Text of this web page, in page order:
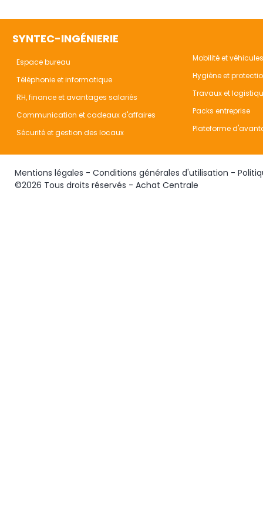
SYNTEC-INGÉNIERIE
Espace bureau
Téléphonie et informatique
RH, finance et avantages salariés
Communication et cadeaux d'affaires
Sécurité et gestion des locaux
Mobilité et véhicules
Hygiène et
Travaux et
Packs entreprise
Plateforme
Mentions légales - Conditions générales d'utilisation -
©2026 Tous droits réservés - Achat Centrale